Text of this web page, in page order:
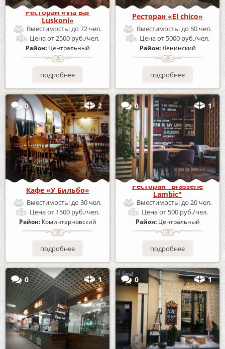
Ресторан «Via Bar
Luskoni»
Вместимость:до 72 чел.
Ценаот 2500 руб./чел.
Район: Центральный
подробнее
Ресторан «El chico»
Вместимость:до 50 чел.
Ценаот 5000 руб./чел.
Район:Ленинский
подробнее
0 2
Кафе «У Бильбо»
Вместимость:до 30 чел.
Ценаот 1500 руб./чел.
Район: Коминтерновский
подробнее
0 1
Ресторан "Brasserie
Lambic"
Вместимость:до 20 чел.
Ценаот 500 руб./чел.
Район: Центральный
подробнее
0 1 0 1